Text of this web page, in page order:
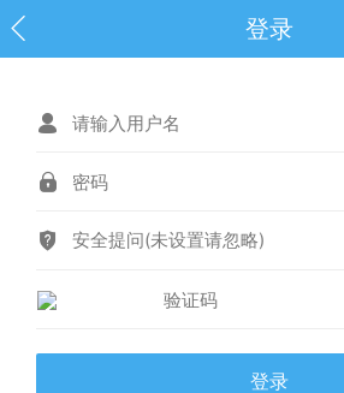
登录
安全提问(未设置请忽略)
登录